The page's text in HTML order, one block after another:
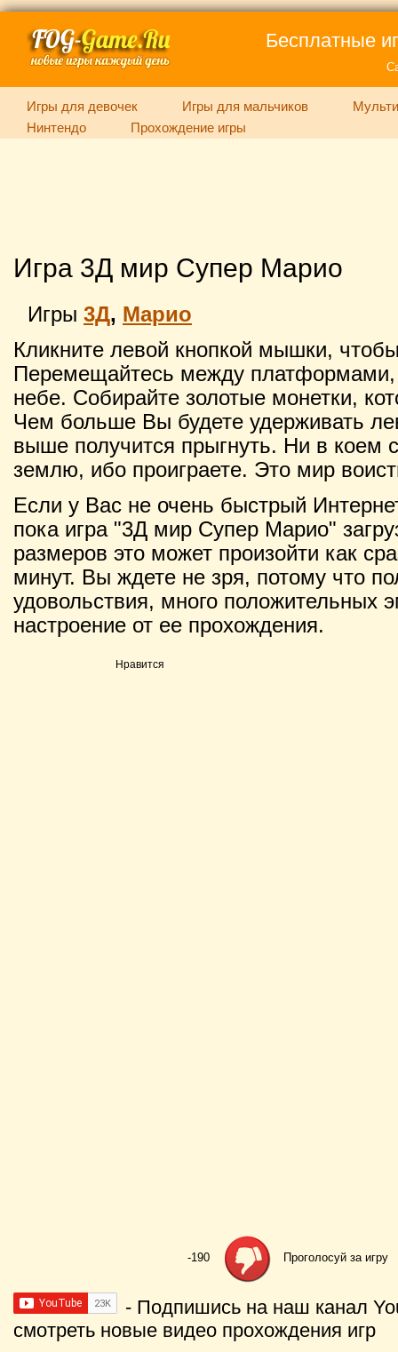
Бесплатные
Игры для девочек Игры для мальчиков
Нинтендо
Прохождение игры
Игра 3Д мир Супер Марио
Игры 3Д, Марио
Кликните левой кнопкой мышки, чтобы
Перемещайтесь между
небе. Собирайте золотые монетки,
Чем больше Вы будете удерживать
выше получится прыгнуть. Ни в коем
землю, ибо проиграете. Это мир
Если у Вас не очень быстрый
пока игра "3Д мир Супер Марио"
размеров это может произойти как
минут. Вы ждете не зря, потому что
удовольствия, много положительных
настроение от ее прохождения.
Нравится
-190 Проголосуй за игру
- Подпишись на наш канал
смотреть новые видео прохождения игр